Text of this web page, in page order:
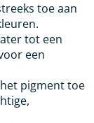
toe aan
tot een
een
pigment toe